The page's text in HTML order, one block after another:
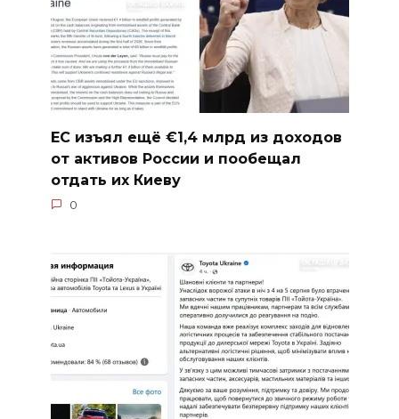
ЕС изъял ещё €1,4 млрд из доходов
от активов России и пообещал
отдать их Киеву
0